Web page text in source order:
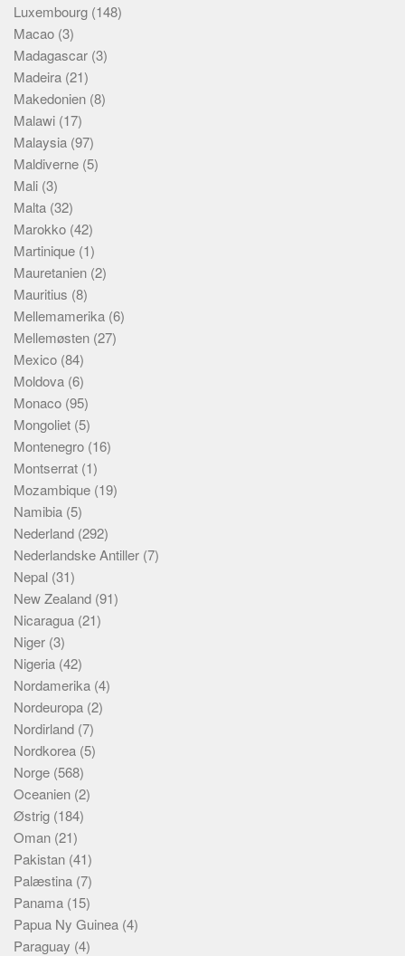
Luxembourg (148)
Macao (3)
Madagascar (3)
Madeira (21)
Makedonien (8)
Malawi (17)
Malaysia (97)
Maldiverne (5)
Mali (3)
Malta (32)
Marokko (42)
Martinique (1)
Mauretanien (2)
Mauritius (8)
Mellemamerika (6)
Mellemøsten (27)
Mexico (84)
Moldova (6)
Monaco (95)
Mongoliet (5)
Montenegro (16)
Montserrat (1)
Mozambique (19)
Namibia (5)
Nederland (292)
Nederlandske Antiller (7)
Nepal (31)
New Zealand (91)
Nicaragua (21)
Niger (3)
Nigeria (42)
Nordamerika (4)
Nordeuropa (2)
Nordirland (7)
Nordkorea (5)
Norge (568)
Oceanien (2)
Østrig (184)
Oman (21)
Pakistan (41)
Palæstina (7)
Panama (15)
Papua Ny Guinea (4)
Paraguay (4)